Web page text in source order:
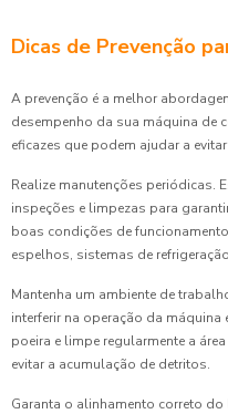
Dicas de Prevenção
A prevenção é a melhor
desempenho da sua máquina de
eficazes que podem ajudar a
Realize manutenções periódicas.
inspeções e limpezas para
boas condições de
espelhos, sistemas de
Mantenha um ambiente de
interferir na operação da
poeira e limpe regularmente a
evitar a acumulação de detritos.
Garanta o alinhamento correto